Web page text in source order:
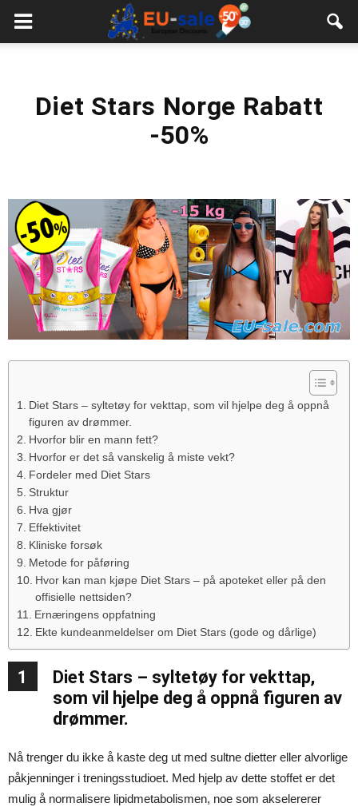
European
Diet Stars Norge Rabatt
-50%
Diet Stars – syltetøy for vekttap, som vil hjelpe deg å oppnå
figuren av drømmer.
Hvorfor blir en mann fett?
Hvorfor er det så vanskelig å miste vekt?
Fordeler med Diet Stars
Struktur
Hva gjør
Effektivitet
Kliniske forsøk
Metode for påføring
Hvor kan man kjøpe Diet Stars – på apoteket eller på den
offisielle nettsiden?
Ernæringens oppfatning
Ekte kundeanmeldelser om Diet Stars (gode og dårlige)
1
Diet Stars – syltetøy for vekttap,
som vil hjelpe deg å oppnå figuren av
drømmer.
Nå trenger du ikke å kaste deg ut med sultne dietter eller alvorlige
påkjenninger i treningsstudioet. Med hjelp av dette stoffet er det
mulig å normalisere lipidmetabolismen, noe som akselererer